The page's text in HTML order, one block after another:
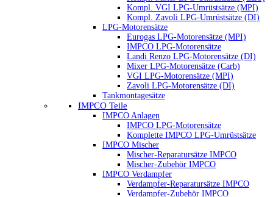
Kompl. VGI LPG-Umrüstsätze (MPI)
Kompl. Zavoli LPG-Umrüstsätze (DI)
LPG-Motorensätze
Eurogas LPG-Motorensätze (MPI)
IMPCO LPG-Motorensätze
Landi Renzo LPG-Motorensätze (DI)
Mixer LPG-Motorensätze (Carb)
VGI LPG-Motorensätze (MPI)
Zavoli LPG-Motorensätze (DI)
Tankmontagesätze
IMPCO Teile
IMPCO Anlagen
IMPCO LPG-Motorensätze
Komplette IMPCO LPG-Umrüstsätze
IMPCO Mischer
Mischer-Reparatursätze IMPCO
Mischer-Zubehör IMPCO
IMPCO Verdampfer
Verdampfer-Reparatursätze IMPCO
Verdampfer-Zubehör IMPCO